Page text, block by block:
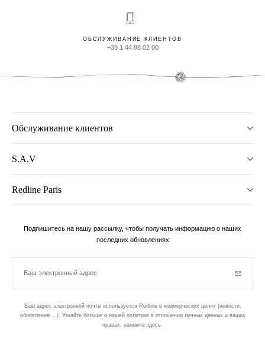
ОБСЛУЖИВАНИЕ КЛИЕНТОВ
+33 1 44 88 02 00
Обслуживание клиентов
S.A.V
Redline Paris
Подпишитесь на нашу рассылку, чтобы получать информацию о наших
последних обновлениях
Ваш электронный адрес
Ваш адрес электронной почты используется Redline в коммерческих целях (новости,
обновления ...). Узнайте больше о нашей политике в отношении личных данных и ваших
правах, нажмите здесь